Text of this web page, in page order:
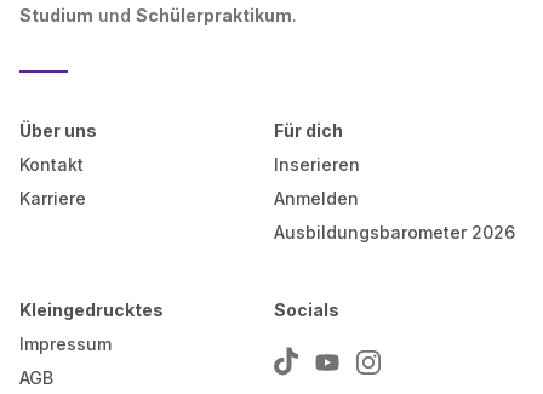
Studium und Schülerpraktikum.
Über uns
Kontakt
Karriere
Für dich
Inserieren
Anmelden
Ausbildungsbarometer 2026
Kleingedrucktes
Impressum
AGB
Socials